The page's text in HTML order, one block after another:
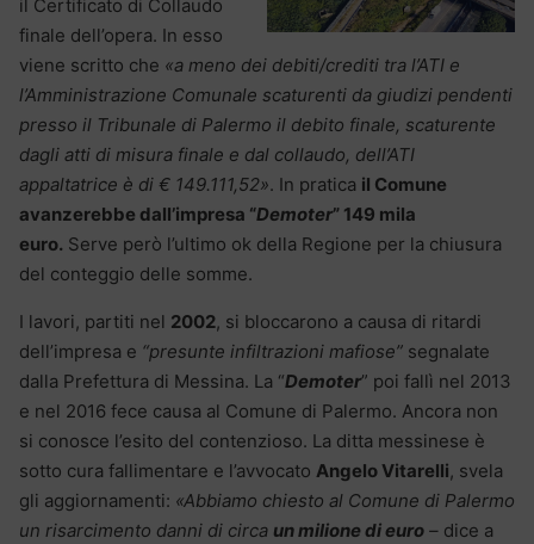
il Certificato di Collaudo
finale dell’opera. In esso
viene scritto che «a meno dei debiti/crediti tra l’ATI e
l’Amministrazione Comunale scaturenti da giudizi pendenti
presso il Tribunale di Palermo il debito finale, scaturente
dagli atti di misura finale e dal collaudo, dell’ATI
appaltatrice è di € 149.111,52». In pratica il Comune
avanzerebbe dall’impresa “Demoter” 149 mila
euro. Serve però l’ultimo ok della Regione per la chiusura
del conteggio delle somme.
I lavori, partiti nel 2002, si bloccarono a causa di ritardi
dell’impresa e “presunte infiltrazioni mafiose” segnalate
dalla Prefettura di Messina. La “Demoter” poi fallì nel 2013
e nel 2016 fece causa al Comune di Palermo. Ancora non
si conosce l’esito del contenzioso. La ditta messinese è
sotto cura fallimentare e l’avvocato Angelo Vitarelli, svela
gli aggiornamenti: «Abbiamo chiesto al Comune di Palermo
un risarcimento danni di circa un milione di euro – dice a